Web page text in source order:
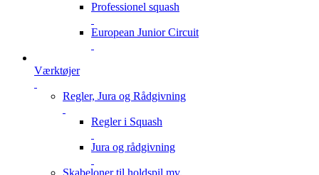
Professionel squash
European Junior Circuit
Værktøjer
Regler, Jura og Rådgivning
Regler i Squash
Jura og rådgivning
Skabeloner til holdspil mv.